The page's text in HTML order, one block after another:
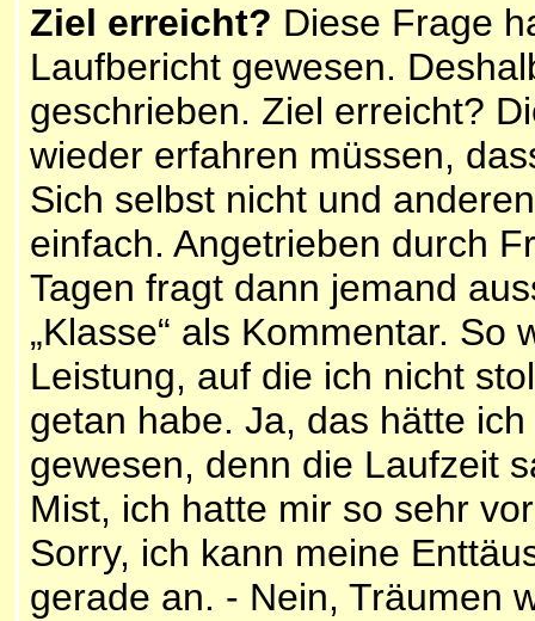
Ziel erreicht? Diese Frage
Laufbericht gewesen.
geschrieben. Ziel erreicht?
wieder erfahren müssen,
Sich selbst nicht und
einfach. Angetrieben durch
Tagen fragt dann jemand
„Klasse“ als Kommentar.
Leistung, auf die ich nicht
getan habe. Ja, das hätte
gewesen, denn die Laufzeit
Mist, ich hatte mir so sehr
Sorry, ich kann meine
gerade an. - Nein, Träumen